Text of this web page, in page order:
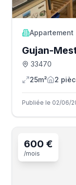
Appartement
Gujan-
33470
25m²
2
Publiée le 02/06/
600 €
/mois